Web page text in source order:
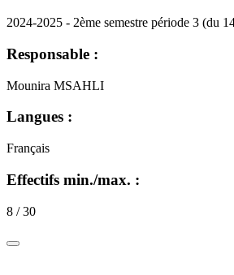
2024-2025 - 2ème semestre période 3 (du
Responsable :
Mounira MSAHLI
Langues :
Français
Effectifs min./max. :
8 / 30